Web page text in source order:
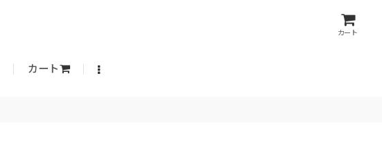
カート
カート